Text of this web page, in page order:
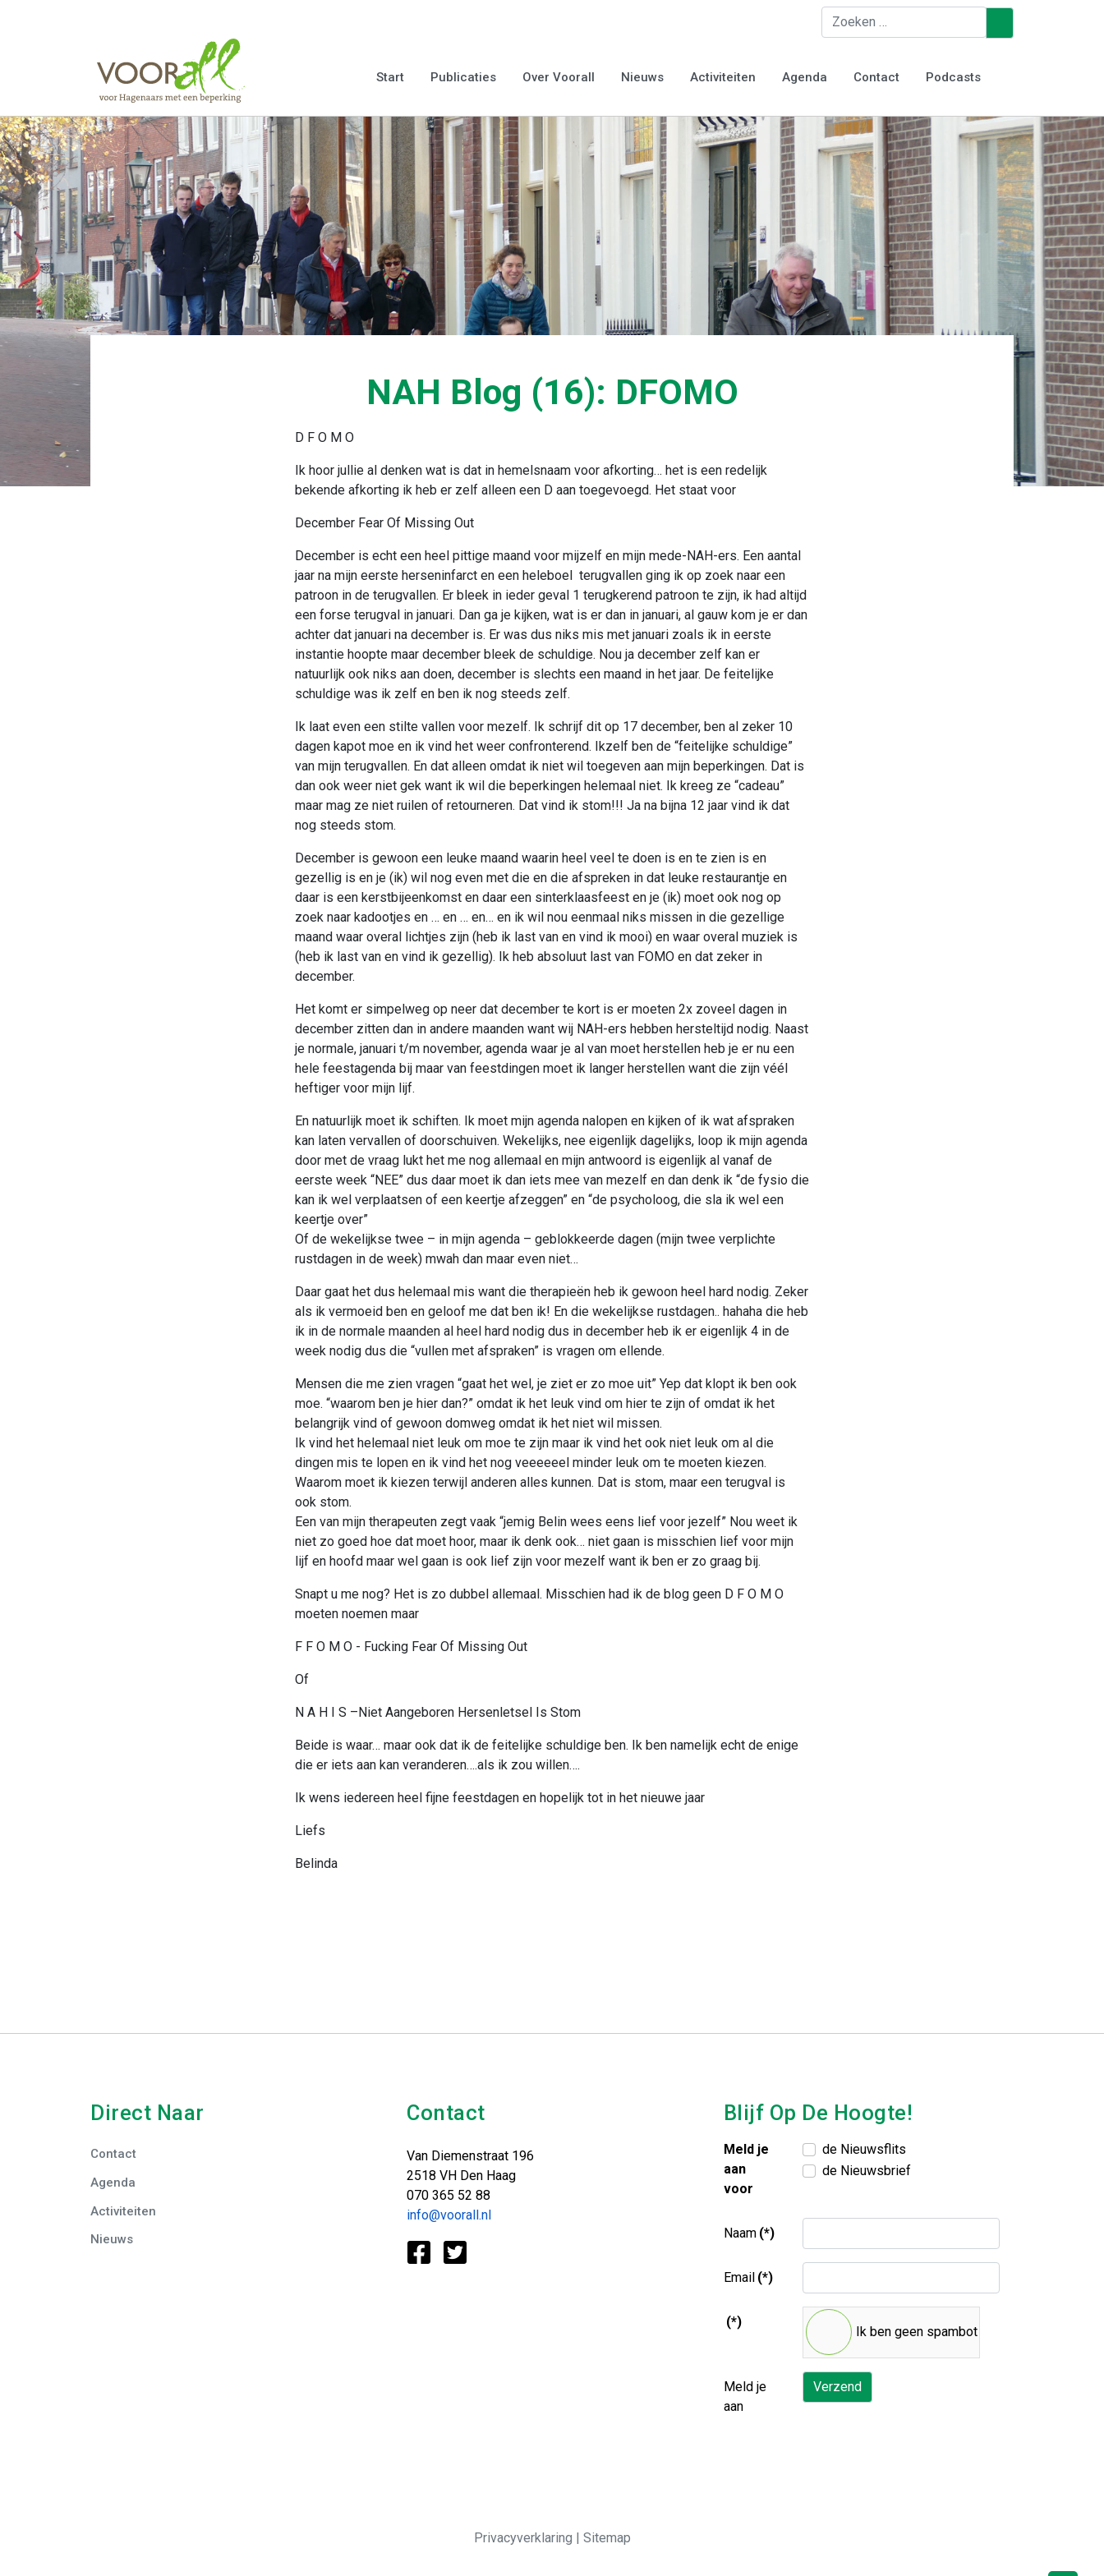
Start Publicaties Over Voorall Nieuws Activiteiten Agenda Contact Podcasts
NAH Blog (16): DFOMO
D F O M O
Ik hoor jullie al denken wat is dat in hemelsnaam voor afkorting… het is een redelijk
bekende afkorting ik heb er zelf alleen een D aan toegevoegd. Het staat voor
December Fear Of Missing Out
December is echt een heel pittige maand voor mijzelf en mijn mede-NAH-ers. Een aantal
jaar na mijn eerste herseninfarct en een heleboel terugvallen ging ik op zoek naar een
patroon in de terugvallen. Er bleek in ieder geval 1 terugkerend patroon te zijn, ik had altijd
een forse terugval in januari. Dan ga je kijken, wat is er dan in januari, al gauw kom je er dan
achter dat januari na december is. Er was dus niks mis met januari zoals ik in eerste
instantie hoopte maar december bleek de schuldige. Nou ja december zelf kan er
natuurlijk ook niks aan doen, december is slechts een maand in het jaar. De feitelijke
schuldige was ik zelf en ben ik nog steeds zelf.
Ik laat even een stilte vallen voor mezelf. Ik schrijf dit op 17 december, ben al zeker 10
dagen kapot moe en ik vind het weer confronterend. Ikzelf ben de “feitelijke schuldige”
van mijn terugvallen. En dat alleen omdat ik niet wil toegeven aan mijn beperkingen. Dat is
dan ook weer niet gek want ik wil die beperkingen helemaal niet. Ik kreeg ze “cadeau”
maar mag ze niet ruilen of retourneren. Dat vind ik stom!!! Ja na bijna 12 jaar vind ik dat
nog steeds stom.
December is gewoon een leuke maand waarin heel veel te doen is en te zien is en
gezellig is en je (ik) wil nog even met die en die afspreken in dat leuke restaurantje en
daar is een kerstbijeenkomst en daar een sinterklaasfeest en je (ik) moet ook nog op
zoek naar kadootjes en … en … en… en ik wil nou eenmaal niks missen in die gezellige
maand waar overal lichtjes zijn (heb ik last van en vind ik mooi) en waar overal muziek is
(heb ik last van en vind ik gezellig). Ik heb absoluut last van FOMO en dat zeker in
december.
Het komt er simpelweg op neer dat december te kort is er moeten 2x zoveel dagen in
december zitten dan in andere maanden want wij NAH-ers hebben hersteltijd nodig. Naast
je normale, januari t/m november, agenda waar je al van moet herstellen heb je er nu een
hele feestagenda bij maar van feestdingen moet ik langer herstellen want die zijn véél
heftiger voor mijn lijf.
En natuurlijk moet ik schiften. Ik moet mijn agenda nalopen en kijken of ik wat afspraken
kan laten vervallen of doorschuiven. Wekelijks, nee eigenlijk dagelijks, loop ik mijn agenda
door met de vraag lukt het me nog allemaal en mijn antwoord is eigenlijk al vanaf de
eerste week “NEE” dus daar moet ik dan iets mee van mezelf en dan denk ik “de fysio die
kan ik wel verplaatsen of een keertje afzeggen” en “de psycholoog, die sla ik wel een
keertje over”
Of de wekelijkse twee – in mijn agenda – geblokkeerde dagen (mijn twee verplichte
rustdagen in de week) mwah dan maar even niet…
Daar gaat het dus helemaal mis want die therapieën heb ik gewoon heel hard nodig. Zeker
als ik vermoeid ben en geloof me dat ben ik! En die wekelijkse rustdagen.. hahaha die heb
ik in de normale maanden al heel hard nodig dus in december heb ik er eigenlijk 4 in de
week nodig dus die “vullen met afspraken” is vragen om ellende.
Mensen die me zien vragen “gaat het wel, je ziet er zo moe uit” Yep dat klopt ik ben ook
moe. “waarom ben je hier dan?” omdat ik het leuk vind om hier te zijn of omdat ik het
belangrijk vind of gewoon domweg omdat ik het niet wil missen.
Ik vind het helemaal niet leuk om moe te zijn maar ik vind het ook niet leuk om al die
dingen mis te lopen en ik vind het nog veeeeeel minder leuk om te moeten kiezen.
Waarom moet ik kiezen terwijl anderen alles kunnen. Dat is stom, maar een terugval is
ook stom.
Een van mijn therapeuten zegt vaak “jemig Belin wees eens lief voor jezelf” Nou weet ik
niet zo goed hoe dat moet hoor, maar ik denk ook… niet gaan is misschien lief voor mijn
lijf en hoofd maar wel gaan is ook lief zijn voor mezelf want ik ben er zo graag bij.
Snapt u me nog? Het is zo dubbel allemaal. Misschien had ik de blog geen D F O M O
moeten noemen maar
F F O M O - Fucking Fear Of Missing Out
Of
N A H I S –Niet Aangeboren Hersenletsel Is Stom
Beide is waar… maar ook dat ik de feitelijke schuldige ben. Ik ben namelijk echt de enige
die er iets aan kan veranderen….als ik zou willen….
Ik wens iedereen heel fijne feestdagen en hopelijk tot in het nieuwe jaar
Liefs
Belinda
Direct Naar
Contact
Agenda
Activiteiten
Nieuws
Contact
Van Diemenstraat 196
2518 VH Den Haag
070 365 52 88
info@voorall.nl
Blijf Op De Hoogte!
Meld je
aan
voor
de Nieuwsflits
de Nieuwsbrief
Naam (*)
Email (*)
(*)
Ik ben geen spambot
Meld je
aan
Verzend
Privacyverklaring | Sitemap